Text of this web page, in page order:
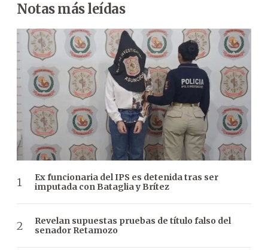
Notas más leídas
Ex funcionaria del IPS es detenida tras ser
imputada con Bataglia y Brítez
Revelan supuestas pruebas de título falso del
senador Retamozo